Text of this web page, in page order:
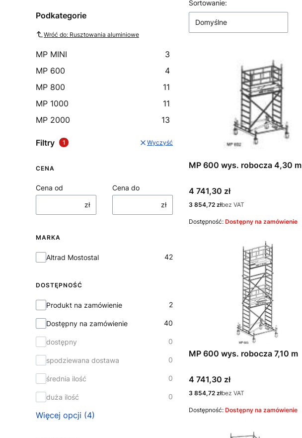
Podkategorie
Wróć do: Rusztowania aluminiowe
MP MINI
3
MP 600
4
MP 800
11
MP 1000
11
MP 2000
13
Filtry Wyczyść
CENA
Cena od
zł
Cena do
zł
MARKA
Marka
Altrad Mostostal 42
DOSTĘPNOŚĆ
Dostępność
Produkt na zamówienie 2
Dostępny na zamówienie 40
dostępny 0
spodziewana dostawa 0
średnia ilość 0
duża ilość 0
Więcej opcji (4)
Lista produktów
Sortowanie:
Domyślne
MP 600 wys. robocza 4,30 m
Cena
4 741,30 zł
Cena
3 854,72 złbez VAT
Dostępność: Dostępny na zamówienie
MP 600 wys. robocza 7,10 m
Cena
4 741,30 zł
Cena
3 854,72 złbez VAT
Dostępność: Dostępny na zamówienie